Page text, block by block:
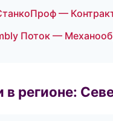
—
Поток —
в регионе: